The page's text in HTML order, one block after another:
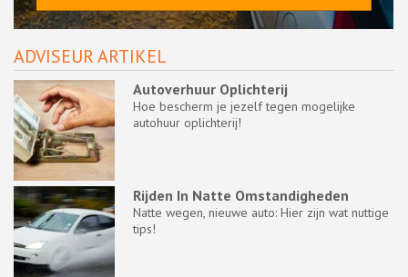
ADVISEUR ARTIKEL
Autoverhuur Oplichterij
Hoe bescherm je jezelf tegen mogelijke
autohuur oplichterij!
Rijden In Natte Omstandigheden
Natte wegen, nieuwe auto: Hier zijn wat nuttige
tips!